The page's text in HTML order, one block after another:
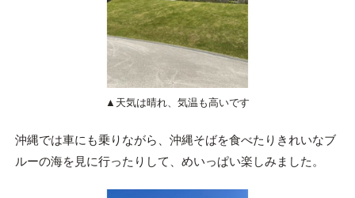
▲天気は晴れ、気温も高いです
沖縄では車にも乗りながら、沖縄そばを食べたりきれいなブ
ルーの海を見に行ったりして、めいっぱい楽しみました。